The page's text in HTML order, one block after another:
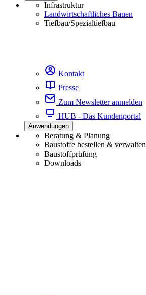
Infrastruktur
Landwirtschaftliches Bauen
Tiefbau/Spezialtiefbau
Kontakt
Presse
Zum Newsletter anmelden
HUB - Das Kundenportal
Anwendungen
Beratung & Planung
Baustoffe bestellen & verwalten
Baustoffprüfung
Downloads